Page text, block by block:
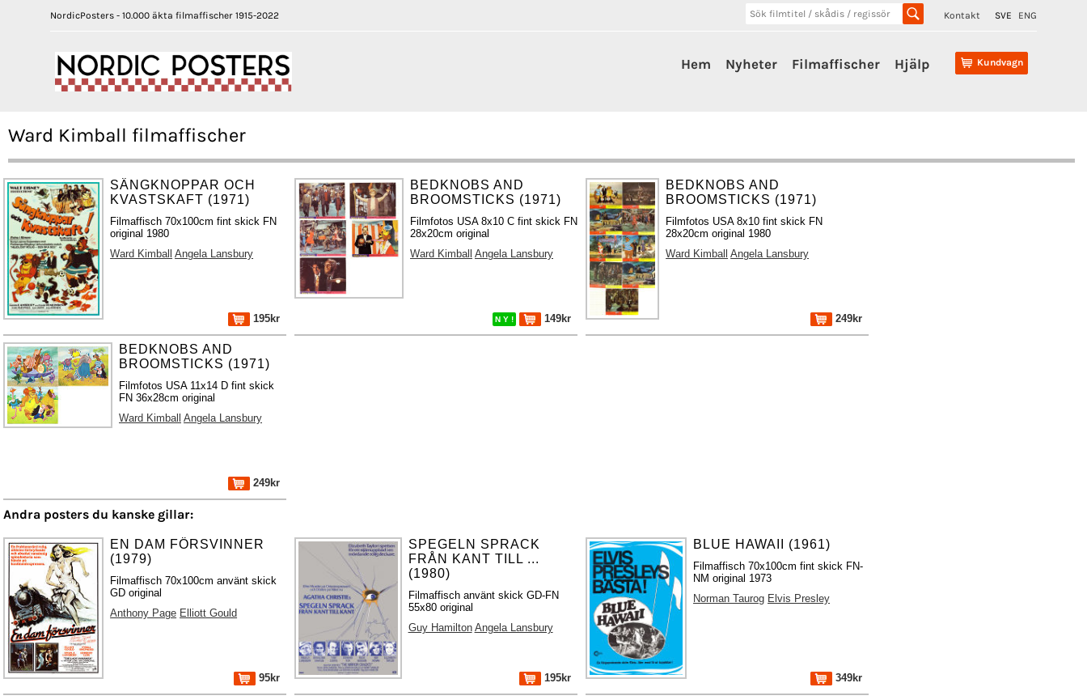
NordicPosters - 10.000 äkta filmaffischer 1915-2022 Kontakt SVE ENG
Kundvagn
Hem Nyheter Filmaffischer Hjälp
Ward Kimball filmaffischer
SÄNGKNOPPAR OCH
KVASTSKAFT (1971)
Filmaffisch 70x100cm fint skick FN
original 1980
Ward Kimball Angela Lansbury
195kr
BEDKNOBS AND
BROOMSTICKS (1971)
Filmfotos USA 8x10 C fint skick FN
28x20cm original
Ward Kimball Angela Lansbury
N Y ! 149kr
BEDKNOBS AND
BROOMSTICKS (1971)
Filmfotos USA 8x10 fint skick FN
28x20cm original 1980
Ward Kimball Angela Lansbury
249kr
BEDKNOBS AND
BROOMSTICKS (1971)
Filmfotos USA 11x14 D fint skick
FN 36x28cm original
Ward Kimball Angela Lansbury
249kr
Andra posters du kanske gillar:
EN DAM FÖRSVINNER
(1979)
Filmaffisch 70x100cm använt skick
GD original
Anthony Page Elliott Gould
95kr
SPEGELN SPRACK
FRÅN KANT TILL ...
(1980)
Filmaffisch använt skick GD-FN
55x80 original
Guy Hamilton Angela Lansbury
195kr
BLUE HAWAII (1961)
Filmaffisch 70x100cm fint skick FN-
NM original 1973
Norman Taurog Elvis Presley
349kr